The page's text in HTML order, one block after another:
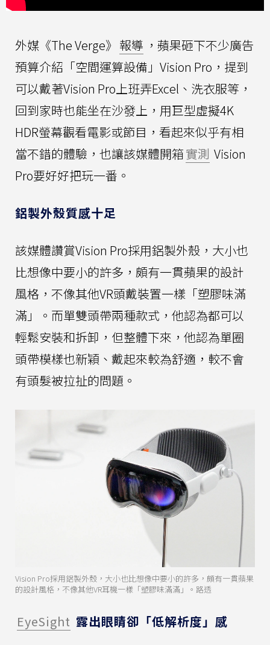
外媒《The Verge》 報導 ，蘋果砸下不少廣告
預算介紹「空間運算設備」Vision Pro，提到
可以戴著Vision Pro上班弄Excel、洗衣服等，
回到家時也能坐在沙發上，用巨型虛擬4K
HDR螢幕觀看電影或節目，看起來似乎有相
當不錯的體驗，也讓該媒體開箱實測 Vision
Pro要好好把玩一番。
鋁製外殼質感十足
該媒體讚賞Vision Pro採用鋁製外殼，大小也
比想像中要小的許多，頗有一貫蘋果的設計
風格，不像其他VR頭戴裝置一樣「塑膠味滿
滿」。而單雙頭帶兩種款式，他認為都可以
輕鬆安裝和拆卸，但整體下來，他認為單圈
頭帶模樣也新穎、戴起來較為舒適，較不會
有頭髮被拉扯的問題。
Vision Pro採用鋁製外殼，大小也比想像中要小的許多，頗有一貫蘋果
的設計風格，不像其他VR耳機一樣「塑膠味滿滿」。路透
EyeSight 露出眼睛卻「低解析度」感